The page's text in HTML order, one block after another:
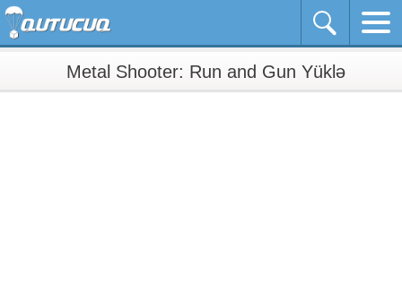
Metal Shooter: Run and Gun Yüklə